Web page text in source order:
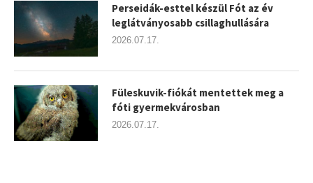
Perseidák-esttel készül Fót az év
leglátványosabb csillaghullására
2026.07.17.
Füleskuvik-fiókát mentettek meg a
fóti gyermekvárosban
2026.07.17.